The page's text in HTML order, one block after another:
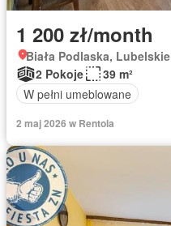
1 200 zł/month
Biała Podlaska, Lubelskie
2 Pokoje
39 m²
W pełni umeblowane
2 maj 2026 w Rentola